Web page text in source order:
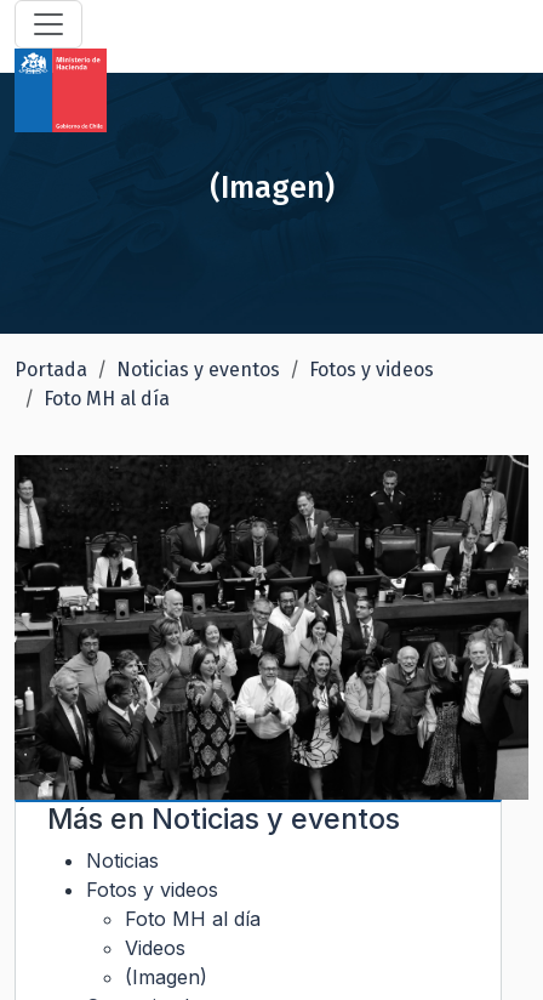
(Imagen)
Portada Noticias y eventos
Fotos y videos
Foto MH al día
Más en Noticias y eventos
Noticias
Fotos y videos
Foto MH al día
Videos
(Imagen)